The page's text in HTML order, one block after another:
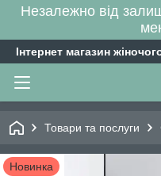
Незалежно від
Інтернет магазин
Товари та послуги
Новинка